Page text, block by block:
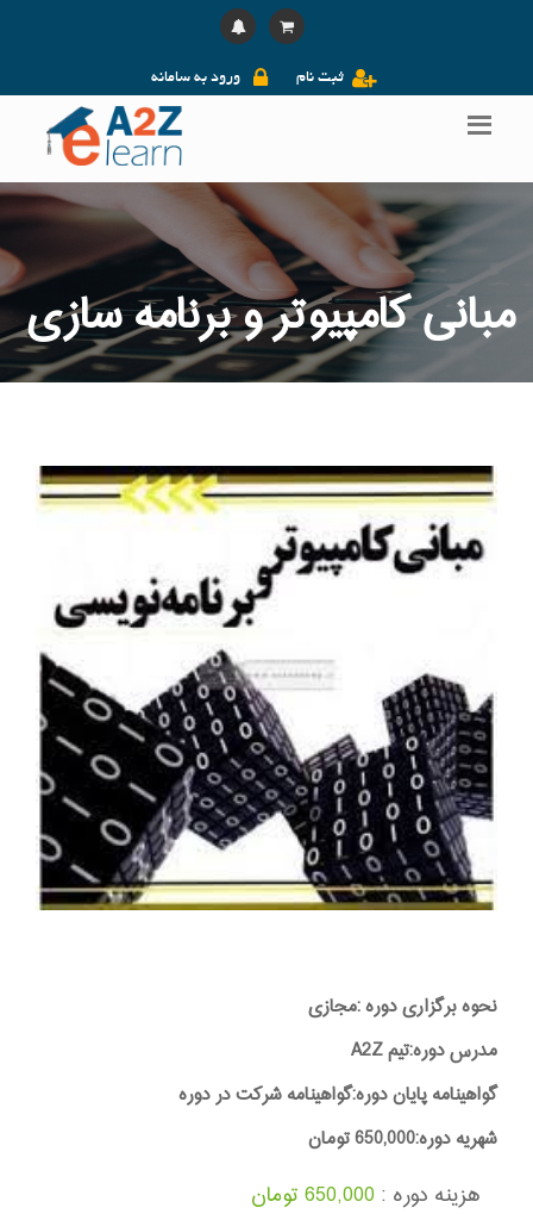
ورود به سامانه ثبت نام
مبانی کامپیوتر و برنامه سازی
نحوه برگزاری دوره :مجازی
مدرس دوره:تیم A2Z
گواهینامه پایان دوره:گواهینامه شرکت در دوره
شهریه دوره:650,000 تومان
هزینه دوره : 650,000 تومان